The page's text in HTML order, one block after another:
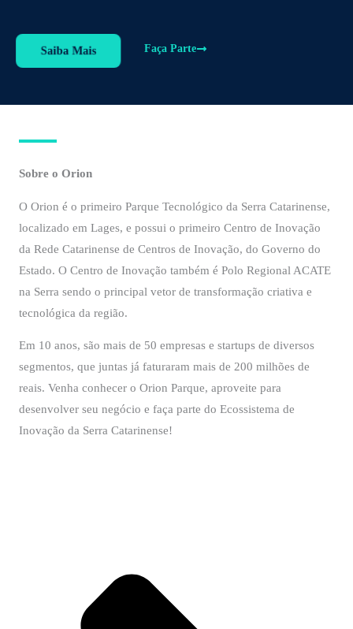
Saiba Mais Faça Parte
Sobre o Orion
O Orion é o primeiro Parque Tecnológico da Serra Catarinense,
localizado em Lages, e possui o primeiro Centro de Inovação
da Rede Catarinense de Centros de Inovação, do Governo do
Estado. O Centro de Inovação também é Polo Regional ACATE
na Serra sendo o principal vetor de transformação criativa e
tecnológica da região.
Em 10 anos, são mais de 50 empresas e startups de diversos
segmentos, que juntas já faturaram mais de 200 milhões de
reais. Venha conhecer o Orion Parque, aproveite para
desenvolver seu negócio e faça parte do Ecossistema de
Inovação da Serra Catarinense!